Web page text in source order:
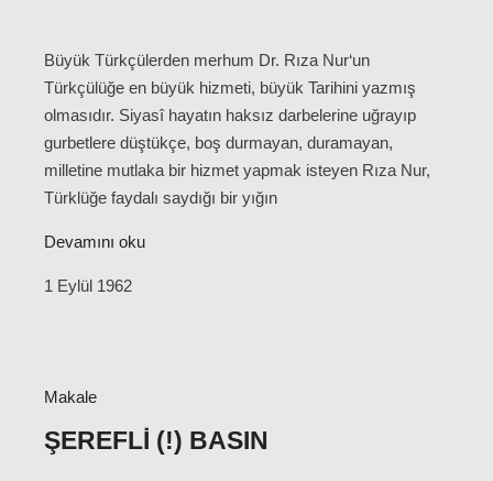
Büyük Türkçülerden merhum Dr. Rıza Nur‘un
Türkçülüğe en büyük hizmeti, büyük Tarihini yazmış
olmasıdır. Siyasî hayatın haksız darbelerine uğrayıp
gurbetlere düştükçe, boş durmayan, duramayan,
milletine mutlaka bir hizmet yapmak isteyen Rıza Nur,
Türklüğe faydalı saydığı bir yığın
Devamını oku
1 Eylül 1962
Makale
ŞEREFLI (!) BASIN